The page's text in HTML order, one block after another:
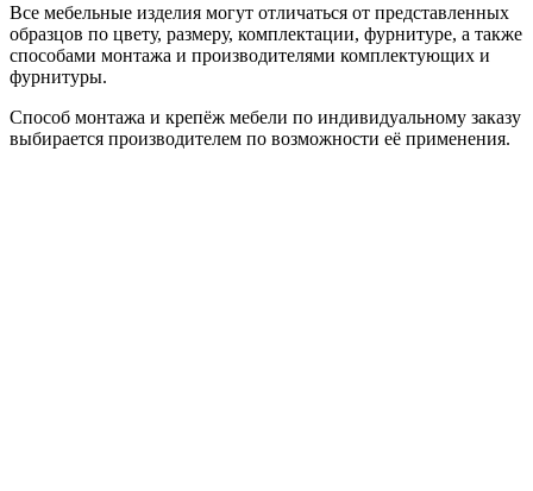
Все мебельные изделия могут отличаться от представленных
образцов по цвету, размеру, комплектации, фурнитуре, а также
способами монтажа и производителями комплектующих и
фурнитуры.
Способ монтажа и крепёж мебели по индивидуальному заказу
выбирается производителем по возможности её применения.